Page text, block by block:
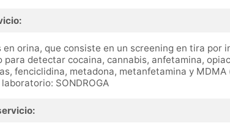
en orina, que consiste en un screening en tira por
para detectar cocaina, cannabis, anfetamina,
fenciclidina, metadona, metanfetamina y MDMA
SONDROGA